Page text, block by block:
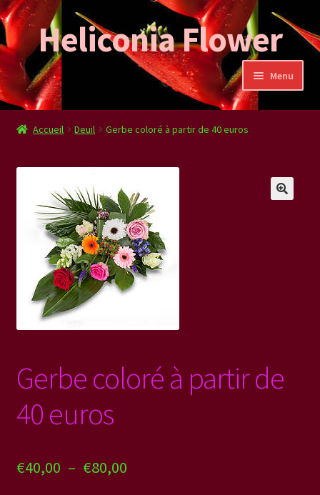
Aller
à
la
navigation
Aller
au
contenu
Heliconia Flower
Menu
Accueil
Abonnements
Panier
Validation de la commande
Mon compte
Politique de confidentialité
Accueil Deuil Gerbe coloré à partir de 40 euros
Gerbe coloré à partir de
40 euros
€40,00 – €80,00Plage